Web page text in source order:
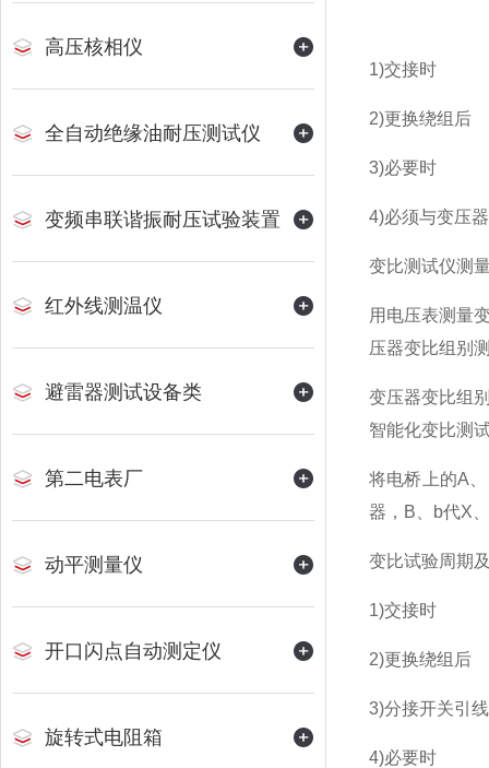
高压核相仪
全自动绝缘油耐压测试仪
变频串联谐振耐压试验装置
红外线测温仪
避雷器测试设备类
第二电表厂
动平测量仪
开口闪点自动测定仪
旋转式电阻箱
1)交接时
2)更换绕组后
3)必要时
4)必须与变压
变比测试仪测
用电压表测量
压器变比组别
变压器变比组
智能化变比测
将电桥上的A
器，B、b代X
变比试验周期
1)交接时
2)更换绕组后
3)分接开关引
4)必要时